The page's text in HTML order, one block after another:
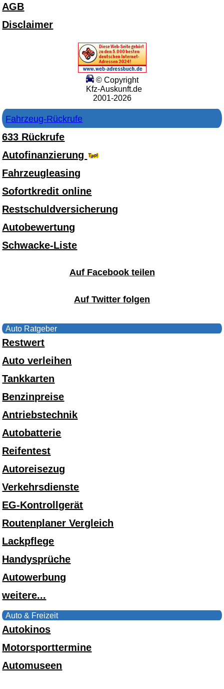
AGB
Disclaimer
© Copyright
Kfz-Auskunft.de
2001-2026
Fahrzeug-Rückrufe
633 Rückrufe
Autofinanzierung
Fahrzeugleasing
Sofortkredit online
Restschuldversicherung
Autobewertung
Schwacke-Liste
Auf Facebook teilen
Auf Twitter folgen
Auto Ratgeber
Restwert
Auto verleihen
Tankkarten
Benzinpreise
Antriebstechnik
Autobatterie
Reifentest
Autoreisezug
Verkehrsdienste
EG-Kontrollgerät
Routenplaner Vergleich
Lackpflege
Handysprüche
Autowerbung
weitere...
Auto & Freizeit
Autokinos
Motorsporttermine
Automuseen